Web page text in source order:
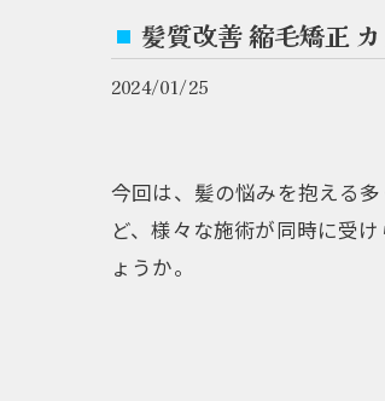
髪質改善 縮毛矯正
2024/01/25
今回は、髪の悩みを抱える
ど、様々な施術が同時に受
ょうか。